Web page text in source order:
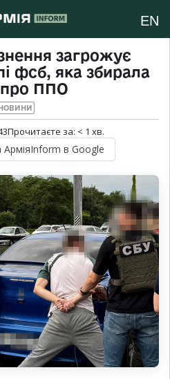
EN
загрожує
фсб, яка збирала
про ППО
НОВИНИ
Прочитаєте за: < 1 хв.
АрміяInform в Google